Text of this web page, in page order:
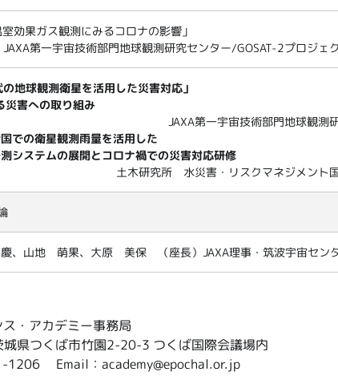
室効果ガス観測にみるコロナの影響」
JAXA第一宇宙技術部門地球観測研究センター/GOSAT-2プロ
地球観測衛星を活用した災害対応」
害への取り組み
JAXA第一宇宙技術部門地球観
での衛星観測雨量を活用した
システムの展開とコロナ禍での災害対応研修
土木研究所 水災害・リスクマネジメン
、山地 萌果、大原 美保 （座長）JAXA理事・筑波宇宙セ
・アカデミー事務局
県つくば市竹園2-20-3 つくば国際会議場内
1206 Email：academy@epochal.or.jp